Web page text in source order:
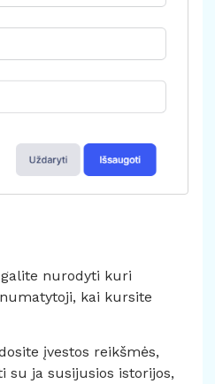
nurodyti kuri
kai kursite
įvestos reikšmės,
su ja susijusios istorijos,